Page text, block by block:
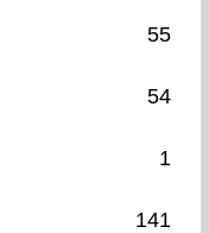
55
54
1
141